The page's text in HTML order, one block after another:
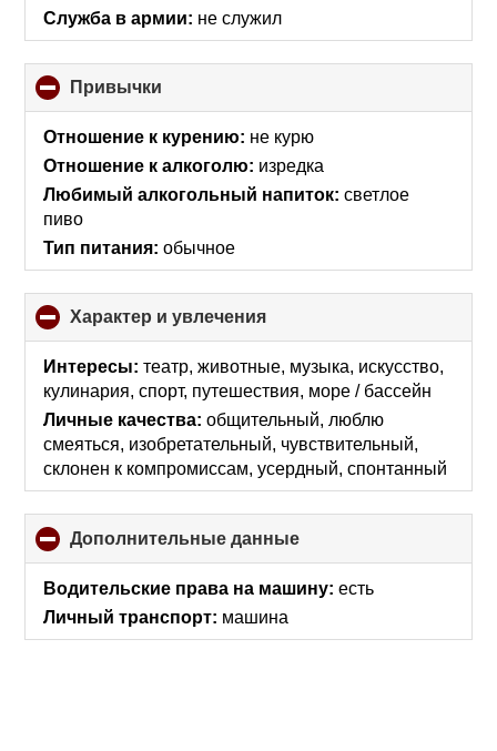
Служба в армии: не служил
Привычки
to
collapse
Отношение к курению: не курю
Отношение к алкоголю: изредка
Любимый алкогольный напиток: светлое
пиво
Тип питания: обычное
Характер и увлечения
to
collapse
contents
Интересы: театр, животные, музыка, искусcтво,
кулинария, спорт, путешествия, море / бассейн
Личные качества: общительный, люблю
смеяться, изобретательный, чувствительный,
склонен к компромиссам, усердный, спонтанный
Дополнительные данные
to
collapse
Водительские права на машину: есть
Личный транспорт: машина